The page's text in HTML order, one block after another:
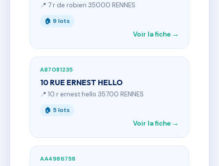
📍 7 r de robien 35000 RENNES
🏠 9 lots
Voir la fiche →
AB7081235
10 RUE ERNEST HELLO
📍 10 r ernest hello 35700 RENNES
🏠 5 lots
Voir la fiche →
AA4986758